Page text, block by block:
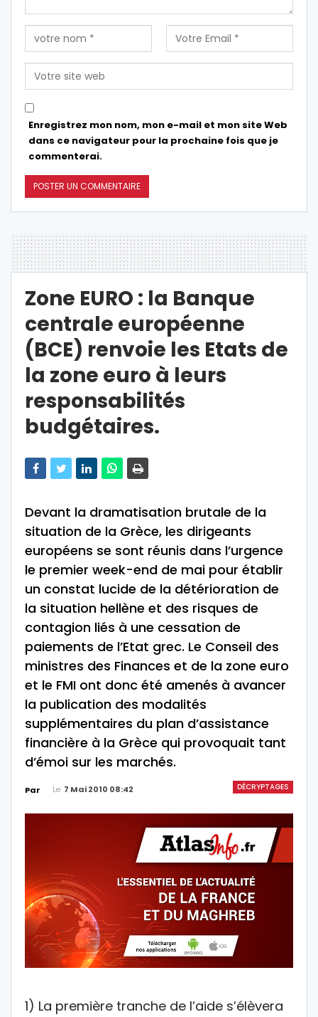
Enregistrez mon nom, mon e-mail et mon site Web
dans ce navigateur pour la prochaine fois que je
commenterai.
Zone EURO : la Banque
centrale européenne
(BCE) renvoie les Etats de
la zone euro à leurs
responsabilités
budgétaires.
Devant la dramatisation brutale de la
situation de la Grèce, les dirigeants
européens se sont réunis dans l’urgence
le premier week-end de mai pour établir
un constat lucide de la détérioration de
la situation hellène et des risques de
contagion liés à une cessation de
paiements de l’Etat grec. Le Conseil des
ministres des Finances et de la zone euro
et le FMI ont donc été amenés à avancer
la publication des modalités
supplémentaires du plan d’assistance
financière à la Grèce qui provoquait tant
d’émoi sur les marchés.
DÉCRYPTAGES
Par Le 7 Mai 2010 08:42
1) La première tranche de l’aide s’élèvera